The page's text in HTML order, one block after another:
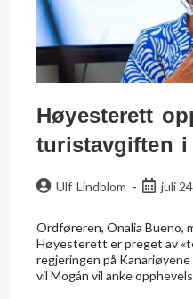
Høyesterett
turistavgiften i
Ulf Lindblom juli
Ordføreren, Onalia Bueno,
Høyesterett er preget av
regjeringen på
vil Mogán vil anke